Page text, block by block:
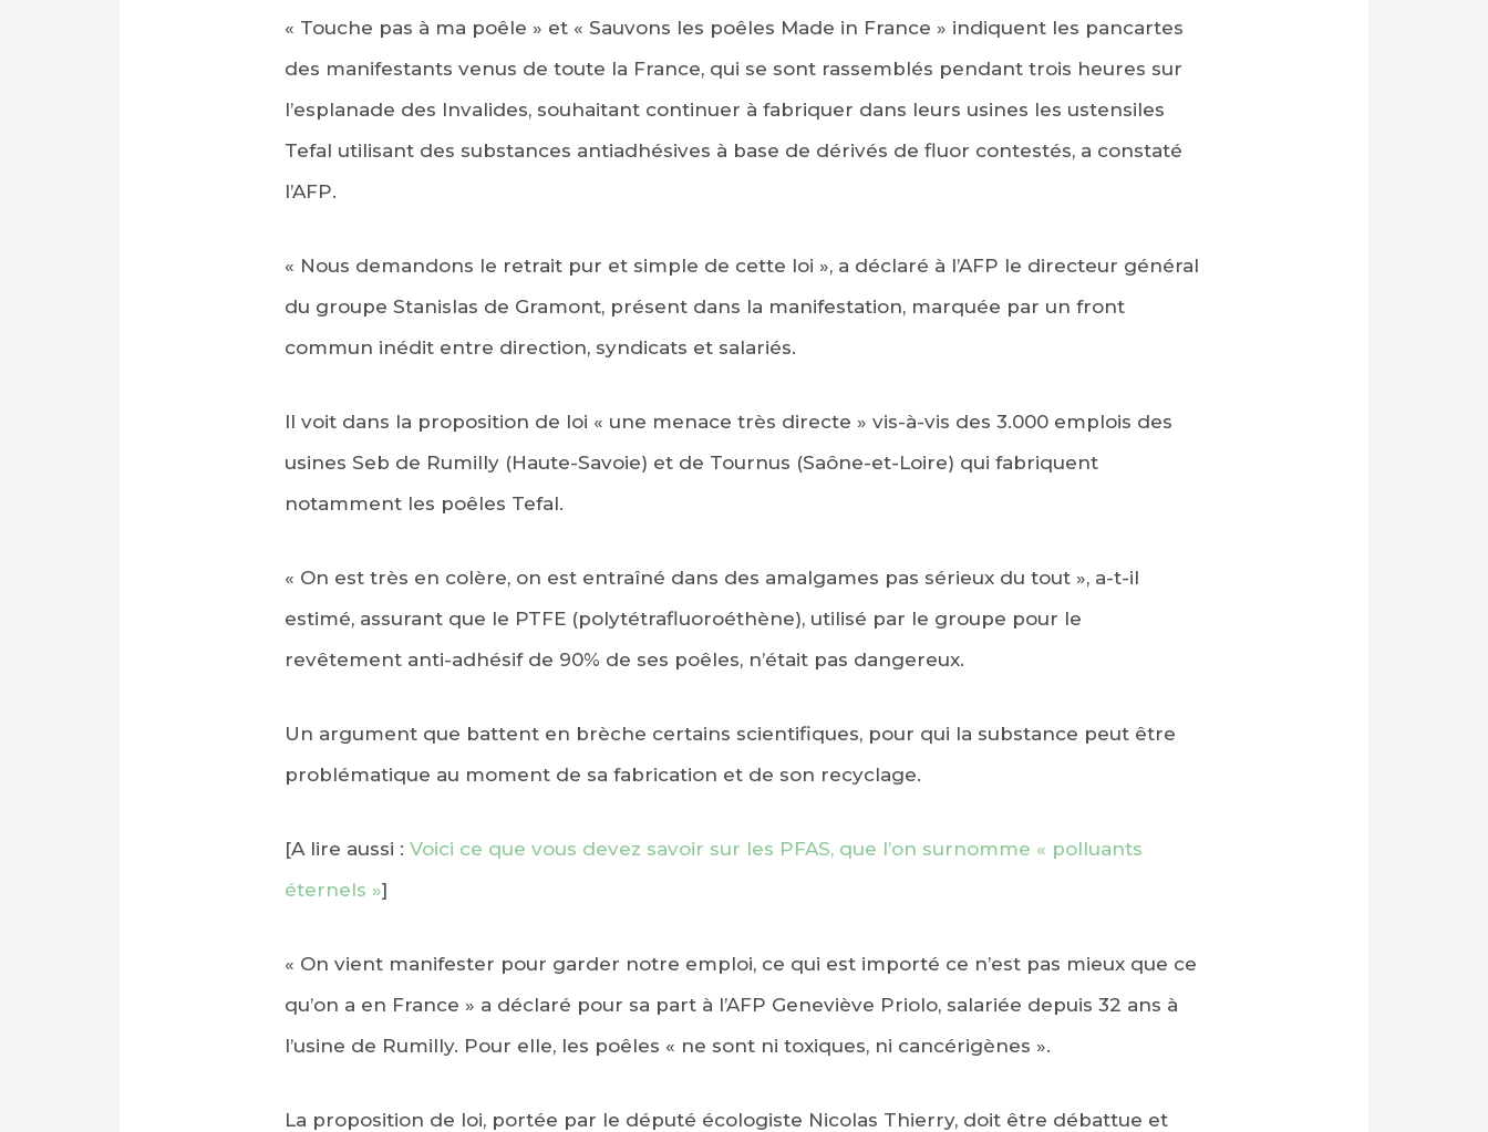
« Touche pas à ma poêle » et « Sauvons les poêles Made in France » indiquent les pancartes
des manifestants venus de toute la France, qui se sont rassemblés pendant trois heures sur
l’esplanade des Invalides, souhaitant continuer à fabriquer dans leurs usines les ustensiles
Tefal utilisant des substances antiadhésives à base de dérivés de fluor contestés, a constaté
l’AFP.
« Nous demandons le retrait pur et simple de cette loi », a déclaré à l’AFP le directeur général
du groupe Stanislas de Gramont, présent dans la manifestation, marquée par un front
commun inédit entre direction, syndicats et salariés.
Il voit dans la proposition de loi « une menace très directe » vis-à-vis des 3.000 emplois des
usines Seb de Rumilly (Haute-Savoie) et de Tournus (Saône-et-Loire) qui fabriquent
notamment les poêles Tefal.
« On est très en colère, on est entraîné dans des amalgames pas sérieux du tout », a-t-il
estimé, assurant que le PTFE (polytétrafluoroéthène), utilisé par le groupe pour le
revêtement anti-adhésif de 90% de ses poêles, n’était pas dangereux.
Un argument que battent en brèche certains scientifiques, pour qui la substance peut être
problématique au moment de sa fabrication et de son recyclage.
[A lire aussi : Voici ce que vous devez savoir sur les PFAS, que l’on surnomme « polluants
éternels »]
« On vient manifester pour garder notre emploi, ce qui est importé ce n’est pas mieux que ce
qu’on a en France » a déclaré pour sa part à l’AFP Geneviève Priolo, salariée depuis 32 ans à
l’usine de Rumilly. Pour elle, les poêles « ne sont ni toxiques, ni cancérigènes ».
La proposition de loi, portée par le député écologiste Nicolas Thierry, doit être débattue et